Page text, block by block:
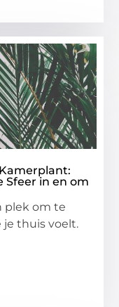
Sfeer in en om
plek om te
je thuis voelt.